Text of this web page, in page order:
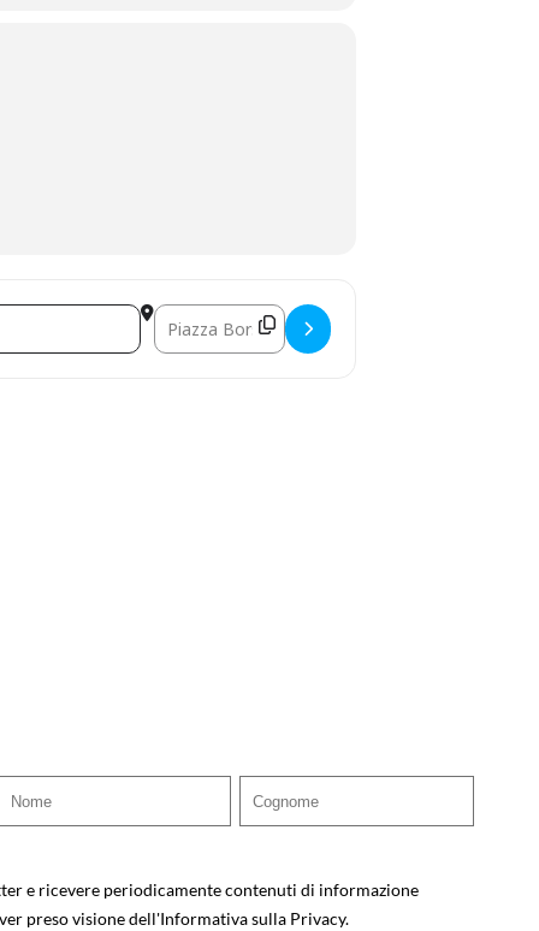
Destination Address - Festa del pane artigianale
e ricevere periodicamente contenuti di informazione
preso visione dell'Informativa sulla Privacy.